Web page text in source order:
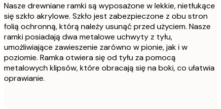
Nasze drewniane ramki są wyposażone w lekkie, nietłukące
się szkło akrylowe. Szkło jest zabezpieczone z obu stron
folią ochronną, którą należy usunąć przed użyciem. Nasze
ramki posiadają dwa metalowe uchwyty z tyłu,
umożliwiające zawieszenie zarówno w pionie, jak i w
poziomie. Ramka otwiera się od tyłu za pomocą
metalowych klipsów, które obracają się na boki, co ułatwia
oprawianie.